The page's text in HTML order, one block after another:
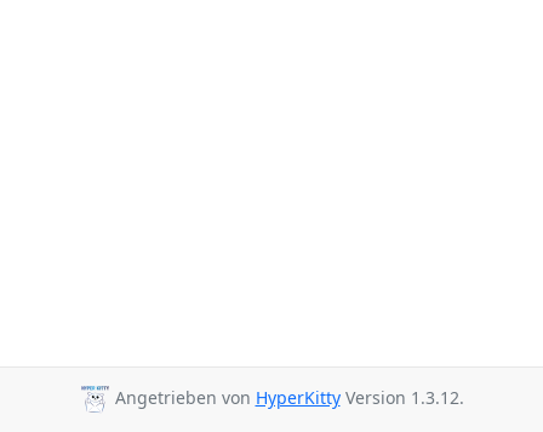
Angetrieben von HyperKittyVersion 1.3.12.